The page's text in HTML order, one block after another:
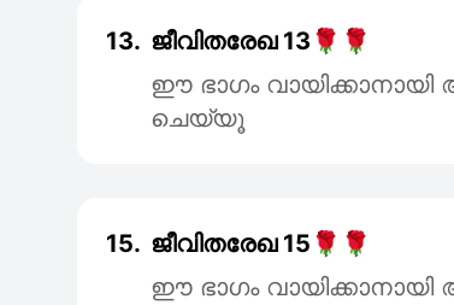
13. ജീവിതരേഖ 13🌹🌹
ഈ ഭാഗം
ചെയ്യൂ
15. ജീവിതരേഖ 15🌹🌹
ഈ ഭാഗം